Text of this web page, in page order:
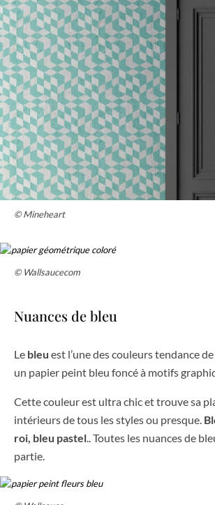
© Mineheart
© Wallsaucecom
Nuances de bleu
Le bleu est l’une des couleurs tendance
un papier peint bleu foncé à motifs
Cette couleur est ultra chic et trouve sa
intérieurs de tous les styles ou presque.
roi, bleu pastel.. Toutes les nuances de
partie.